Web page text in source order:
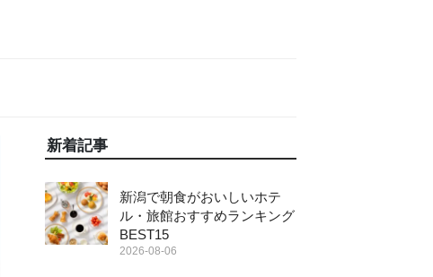
新着記事
新潟で朝食がおいしいホテ
ル・旅館おすすめランキング
BEST15
2026-08-06